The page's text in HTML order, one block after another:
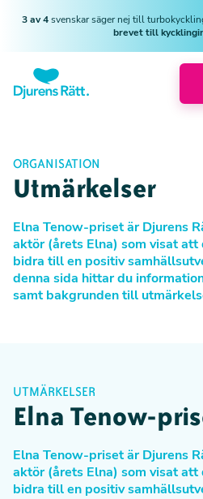
3 av 4svenskar säger nej till
brevet till
ORGANISATION
Utmärkelser
Elna Tenow-priset är Djurens
aktör (årets Elna) som visat
bidra till en positiv
denna sida hittar du
samt bakgrunden till
UTMÄRKELSER
Elna Tenow-
Elna Tenow-priset är Djurens
aktör (årets Elna) som visat
bidra till en positiv